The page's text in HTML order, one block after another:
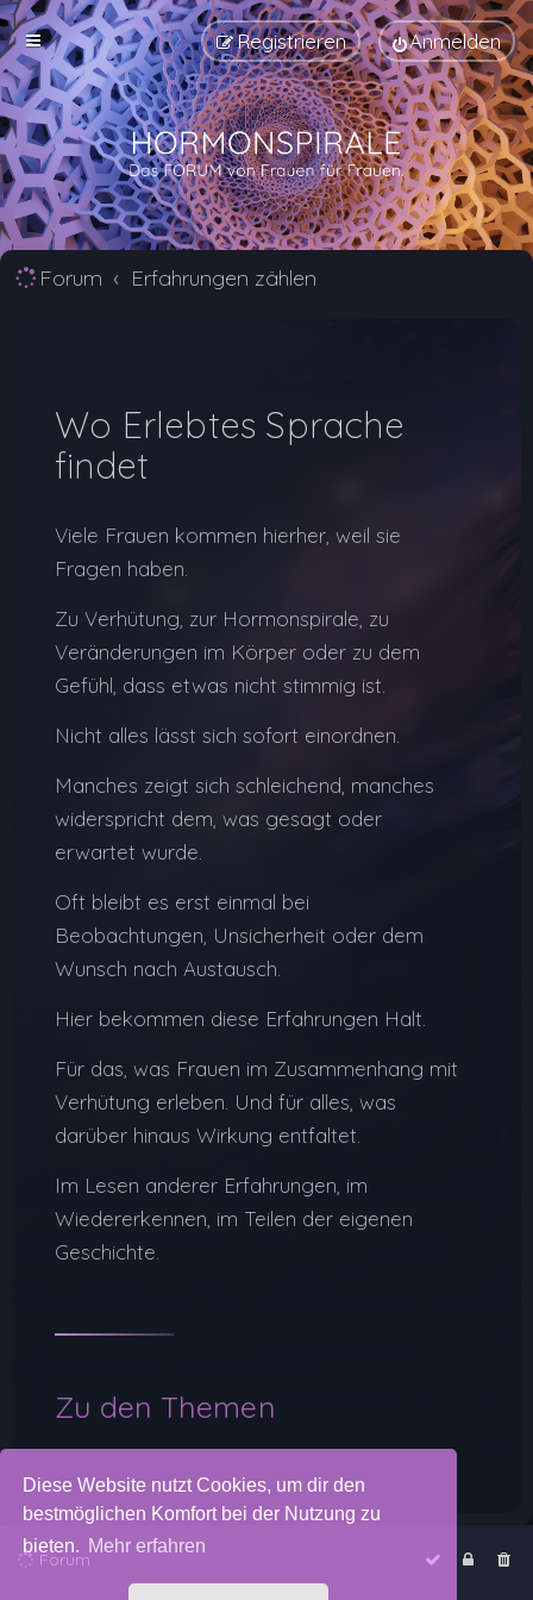
Diese Website nutzt Cookies, um dir den
bestmöglichen Komfort bei der Nutzung zu
bieten. Mehr erfahren
Anmelden
Registrieren
Forum Erfahrungen zählen
Wo Erlebtes Sprache
findet
Viele Frauen kommen hierher, weil sie
Fragen haben.
Zu Verhütung, zur Hormonspirale, zu
Veränderungen im Körper oder zu dem
Gefühl, dass etwas nicht stimmig ist.
Nicht alles lässt sich sofort einordnen.
Manches zeigt sich schleichend, manches
widerspricht dem, was gesagt oder
erwartet wurde.
Oft bleibt es erst einmal bei
Beobachtungen, Unsicherheit oder dem
Wunsch nach Austausch.
Hier bekommen diese Erfahrungen Halt.
Für das, was Frauen im Zusammenhang mit
Verhütung erleben. Und für alles, was
darüber hinaus Wirkung entfaltet.
Im Lesen anderer Erfahrungen, im
Wiedererkennen, im Teilen der eigenen
Geschichte.
Zu den Themen
Forum